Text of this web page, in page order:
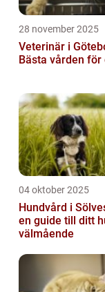
28 november 2025
Veterinär i
Bästa vården för
04 oktober 2025
Hundvård i
en guide till ditt
välmående